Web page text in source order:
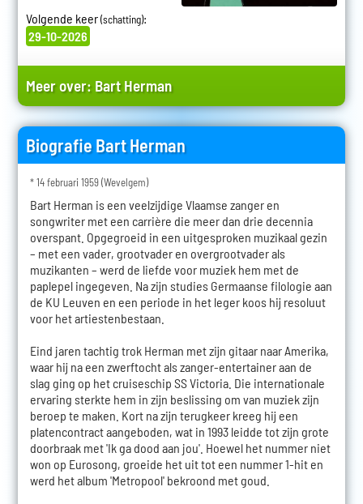
Volgende keer(schatting):
29-10-2026
Meer over: Bart Herman
Biografie Bart Herman
* 14 februari 1959 (Wevelgem)
Bart Herman is een veelzijdige Vlaamse zanger en
songwriter met een carrière die meer dan drie decennia
overspant. Opgegroeid in een uitgesproken muzikaal gezin
– met een vader, grootvader en overgrootvader als
muzikanten – werd de liefde voor muziek hem met de
paplepel ingegeven. Na zijn studies Germaanse filologie aan
de KU Leuven en een periode in het leger koos hij resoluut
voor het artiestenbestaan.
Eind jaren tachtig trok Herman met zijn gitaar naar Amerika,
waar hij na een zwerftocht als zanger-entertainer aan de
slag ging op het cruiseschip SS Victoria. Die internationale
ervaring sterkte hem in zijn beslissing om van muziek zijn
beroep te maken. Kort na zijn terugkeer kreeg hij een
platencontract aangeboden, wat in 1993 leidde tot zijn grote
doorbraak met 'Ik ga dood aan jou'. Hoewel het nummer niet
won op Eurosong, groeide het uit tot een nummer 1-hit en
werd het album 'Metropool' bekroond met goud.